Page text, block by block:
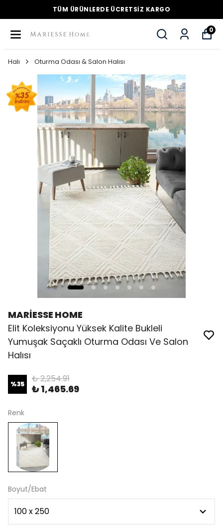
TÜM ÜRÜNLERDE ÜCRETSİZ KARGO
0
Halı Oturma Odası & Salon Halısı
MARİESSE HOME
Elit Koleksiyonu Yüksek Kalite Bukleli
Yumuşak Saçaklı Oturma Odası Ve Salon
Halısı
%35 ₺ 2,254.91
₺ 1,465.69
Renk
Boyut/Ebat